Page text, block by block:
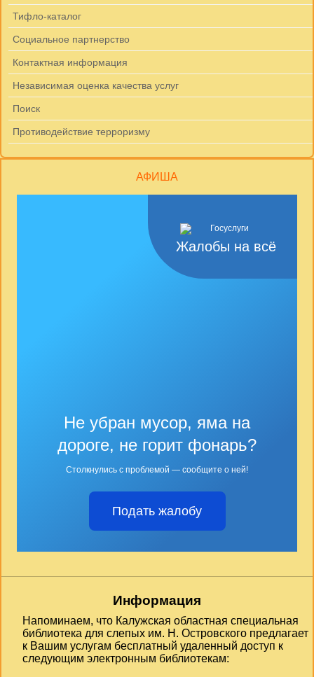
Тифло-каталог
Социальное партнерство
Контактная информация
Независимая оценка качества услуг
Поиск
Противодействие терроризму
АФИША
Жалобы на всё
Не убран мусор, яма на
дороге, не горит фонарь?
Столкнулись с проблемой — сообщите о ней!
Подать жалобу
Информация
Напоминаем, что Калужская областная специальная
библиотека для слепых им. Н. Островского предлагает
к Вашим услугам бесплатный удаленный доступ к
следующим электронным библиотекам: